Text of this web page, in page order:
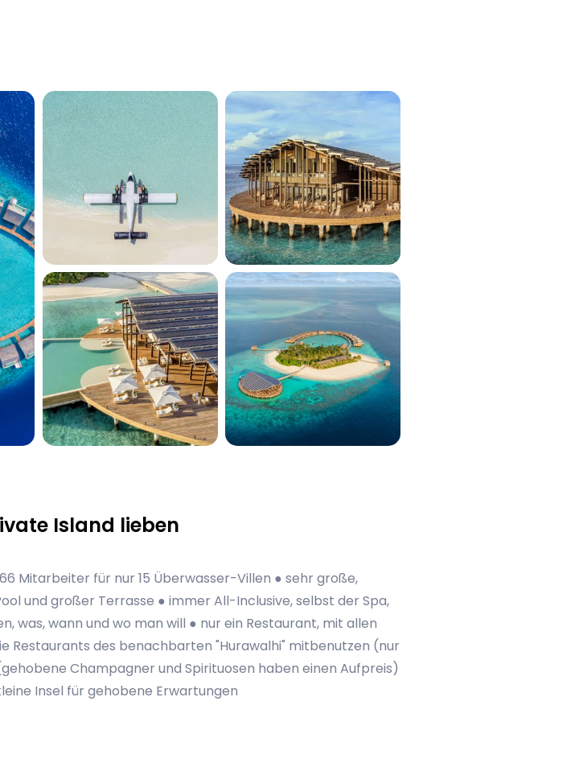
Island lieben
Mitarbeiter für nur 15 Überwasser-Villen ● sehr große,
und großer Terrasse ● immer All-Inclusive, selbst der Spa,
was, wann und wo man will ● nur ein Restaurant, mit allen
Restaurants des benachbarten "Hurawalhi" mitbenutzen (nur
Champagner und Spirituosen haben einen Aufpreis)
Insel für gehobene Erwartungen